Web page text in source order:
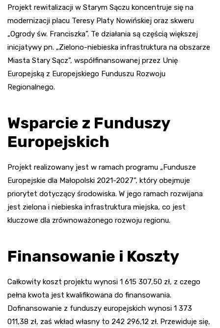
Projekt rewitalizacji w Starym Sączu koncentruje się na
modernizacji placu Teresy Platy Nowińskiej oraz skweru
„Ogrody św. Franciszka”. Te działania są częścią większej
inicjatywy pn. „Zielono-niebieska infrastruktura na obszarze
Miasta Stary Sącz”, współfinansowanej przez Unię
Europejską z Europejskiego Funduszu Rozwoju
Regionalnego.
Wsparcie z Funduszy
Europejskich
Projekt realizowany jest w ramach programu „Fundusze
Europejskie dla Małopolski 2021-2027”, który obejmuje
priorytet dotyczący środowiska. W jego ramach rozwijana
jest zielona i niebieska infrastruktura miejska, co jest
kluczowe dla zrównoważonego rozwoju regionu.
Finansowanie i Koszty
Całkowity koszt projektu wynosi 1 615 307,50 zł, z czego
pełna kwota jest kwalifikowana do finansowania.
Dofinansowanie z funduszy europejskich wynosi 1 373
011,38 zł, zaś wkład własny to 242 296,12 zł. Przewiduje się,